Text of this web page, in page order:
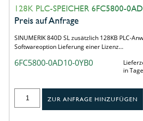
128K PLC-SPEICHER 6FC5800-
Preis auf Anfrage
SINUMERIK 840D SL zusätzlich 128KB PLC-
Softwareoption Lieferung einer Lizenz…
6FC5800-0AD10-0YB0
in
ZUR ANFRAGE HINZUFÜGEN